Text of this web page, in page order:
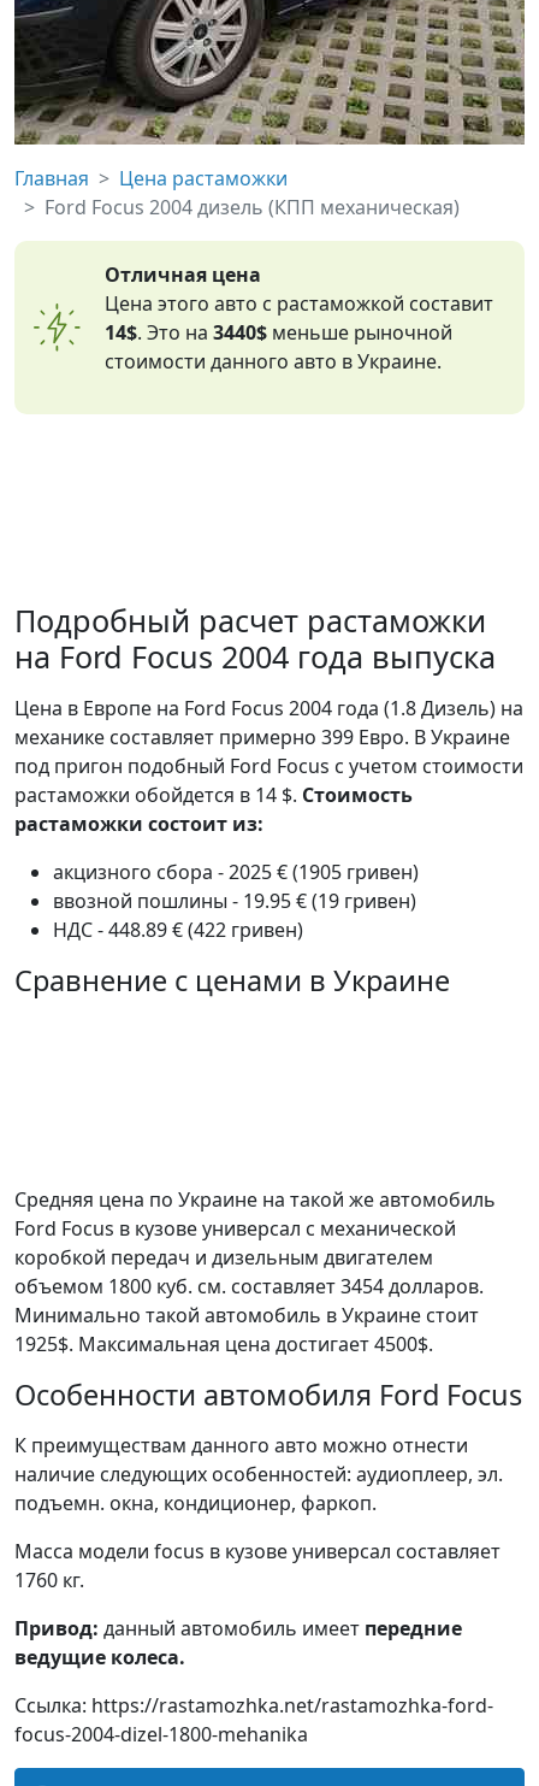
Главная
Цена растаможки
Ford Focus 2004 дизель (КПП механическая)
Отличная цена
Цена этого авто с растаможкой составит
14$. Это на3440$ меньше рыночной
стоимости данного авто в Украине.
Подробный расчет растаможки
на Ford Focus 2004 года выпуска
Цена в Европе на Ford Focus 2004 года (1.8 Дизель) на
механике составляет примерно 399 Евро. В Украине
под пригон подобный Ford Focus с учетом стоимости
растаможки обойдется в 14 $. Стоимость
растаможки состоит из:
акцизного сбора - 2025 € (1905 гривен)
ввозной пошлины - 19.95 € (19 гривен)
НДС - 448.89 € (422 гривен)
Сравнение с ценами в Украине
Средняя цена по Украине на такой же автомобиль
Ford Focus в кузове универсал c механической
коробкой передач и дизельным двигателем
объемом 1800 куб. см. составляет 3454 долларов.
Минимально такой автомобиль в Украине стоит
1925$. Максимальная цена достигает 4500$.
Особенности автомобиля Ford Focus
К преимуществам данного авто можно отнести
наличие следующих особенностей: аудиоплеер, эл.
подъемн. окна, кондиционер, фаркоп.
Масса модели focus в кузове универсал составляет
1760 кг.
Привод: данный автомобиль имеет передние
ведущие колеса.
Ссылка: https://rastamozhka.net/rastamozhka-ford-
focus-2004-dizel-1800-mehanika